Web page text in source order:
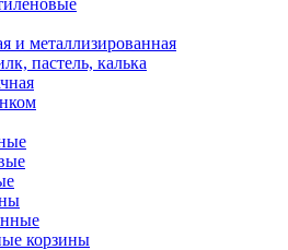
и металлизированная
пастель, калька
корзины